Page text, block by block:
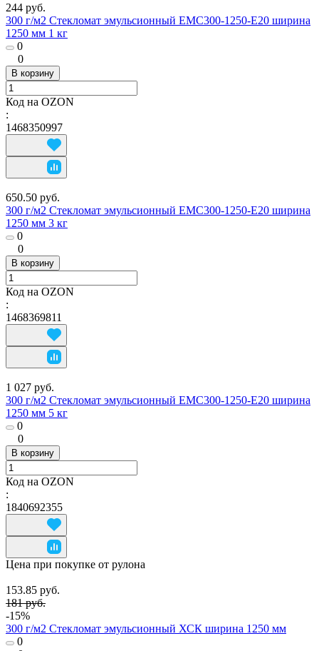
244 руб.
300 г/м2 Стекломат эмульсионный EMC300-1250-E20 ширина
1250 мм 1 кг
0
0
В корзину
Код на OZON
:
1468350997
650.50 руб.
300 г/м2 Стекломат эмульсионный EMC300-1250-E20 ширина
1250 мм 3 кг
0
0
В корзину
Код на OZON
:
1468369811
1 027 руб.
300 г/м2 Стекломат эмульсионный EMC300-1250-E20 ширина
1250 мм 5 кг
0
0
В корзину
Код на OZON
:
1840692355
Цена при покупке от рулона
153.85 руб.
181 руб.
-15%
300 г/м2 Стекломат эмульсионный ХСК ширина 1250 мм
0